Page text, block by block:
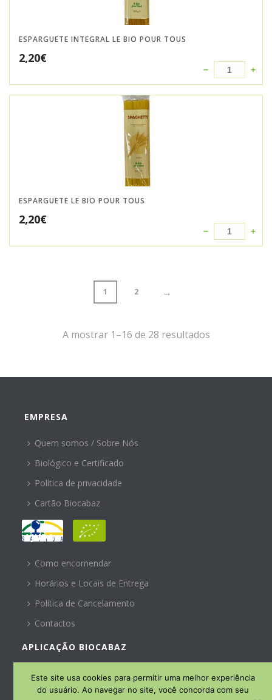
ESPARGUETE INTEGRAL LE BIO POUR TOUS
2,20€
ESPARGUETE LE BIO POUR TOUS
2,20€
1 2 →
A mostrar 1–16 de 28 resultados
EMPRESA
Quem somos / Sobre Nós
Biológico e Certificado
Política de privacidade
Cartão Biocabaz
AJUDA
Como encomendar
Horários e Locais de Entrega
Política de Cancelamento
Contactos
APLICAÇÃO BIOCABAZ
SUBSCREVA A NOSSA
NEWSLETTER
Este site usa cookies para permitir uma melhor experiência
do usuário. Ao navegar no site, você concorda com seu